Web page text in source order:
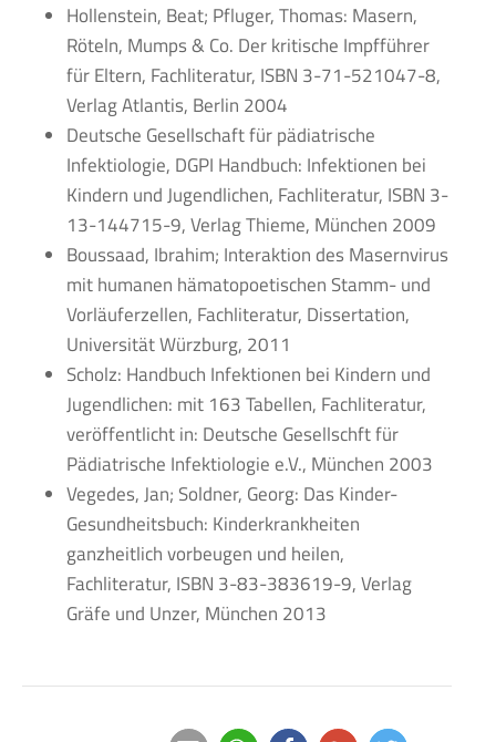
Hollenstein, Beat; Pfluger, Thomas: Masern,
Röteln, Mumps & Co. Der kritische Impfführer
für Eltern, Fachliteratur, ISBN 3-71-521047-8,
Verlag Atlantis, Berlin 2004
Deutsche Gesellschaft für pädiatrische
Infektiologie, DGPI Handbuch: Infektionen bei
Kindern und Jugendlichen, Fachliteratur, ISBN 3-
13-144715-9, Verlag Thieme, München 2009
Boussaad, Ibrahim; Interaktion des Masernvirus
mit humanen hämatopoetischen Stamm- und
Vorläuferzellen, Fachliteratur, Dissertation,
Universität Würzburg, 2011
Scholz: Handbuch Infektionen bei Kindern und
Jugendlichen: mit 163 Tabellen, Fachliteratur,
veröffentlicht in: Deutsche Gesellschft für
Pädiatrische Infektiologie e.V., München 2003
Vegedes, Jan; Soldner, Georg: Das Kinder-
Gesundheitsbuch: Kinderkrankheiten
ganzheitlich vorbeugen und heilen,
Fachliteratur, ISBN 3-83-383619-9, Verlag
Gräfe und Unzer, München 2013